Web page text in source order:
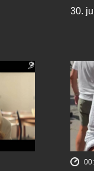
30.